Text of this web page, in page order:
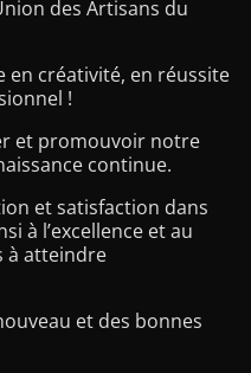
des Artisans du
en créativité, en réussite
!
et promouvoir notre
continue.
et satisfaction dans
à l’excellence et au
à atteindre
et des bonnes